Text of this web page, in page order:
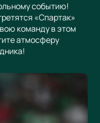
событию!
«Спартак»
команду в этом
атмосферу